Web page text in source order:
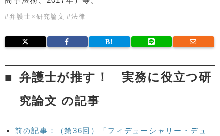
#弁護士×研究論文 #法律
弁護士が推す！ 実務に役立つ研
究論文 の記事
前の記事：（第36回）「フィデューシャリー・デュ